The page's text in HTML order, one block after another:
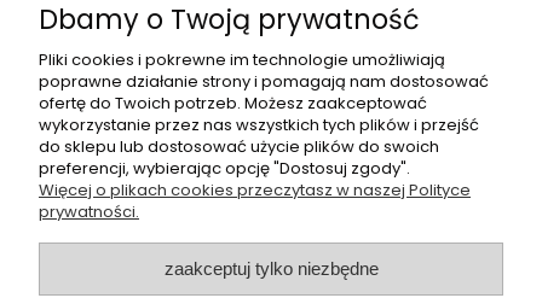
O nas
Butikperla.pl- oferujemy swetry, bluzki, spodnie oraz halki
polskich producentów, takich jak: cocomore, lila lou.
Sklep internetowy Butik Perla | ul. Przemysłowa 11, 42-262
Kolonia Borek |
NIP: 6423150603 | REGON: 389764606
pokaż pełną wersję strony
Dbamy o Twoją prywatność
Pliki cookies i pokrewne im technologie umożliwiają
poprawne działanie strony i pomagają nam dostosować
ofertę do Twoich potrzeb. Możesz zaakceptować
wykorzystanie przez nas wszystkich tych plików i przejść
do sklepu lub dostosować użycie plików do swoich
preferencji, wybierając opcję "Dostosuj zgody".
Więcej o plikach cookies przeczytasz w naszej Polityce
prywatności.
zaakceptuj tylko niezbędne